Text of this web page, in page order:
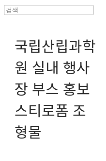
국립산립과학
원 실내 행사
장 부스 홍보
스티로폼 조
형물